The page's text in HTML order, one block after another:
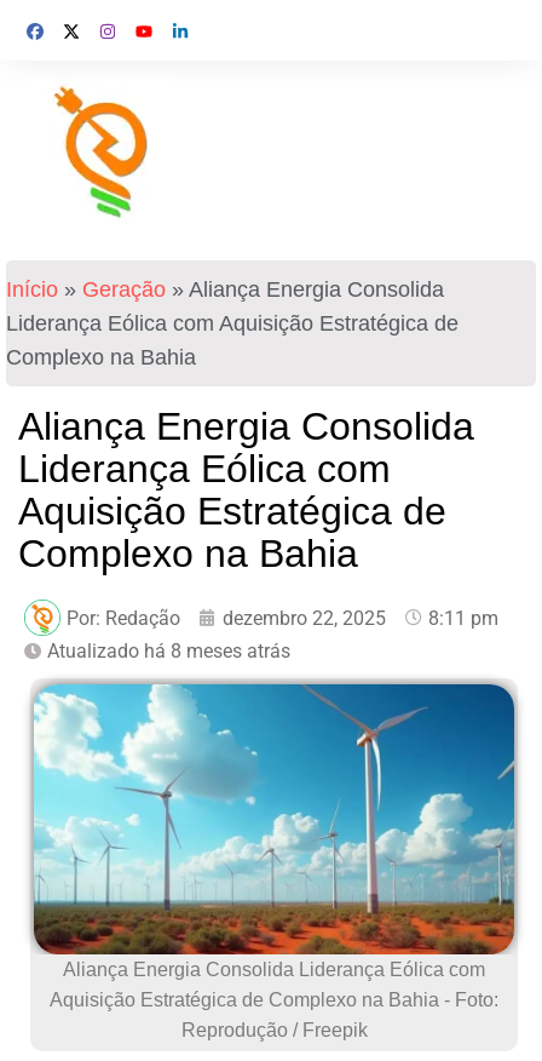
Início » Geração » Aliança Energia Consolida
Liderança Eólica com Aquisição Estratégica de
Complexo na Bahia
Aliança Energia Consolida
Liderança Eólica com
Aquisição Estratégica de
Complexo na Bahia
Por: Redação dezembro 22, 2025
8:11 pm
Atualizado há 8 meses atrás
Aliança Energia Consolida Liderança Eólica com
Aquisição Estratégica de Complexo na Bahia - Foto:
Reprodução / Freepik